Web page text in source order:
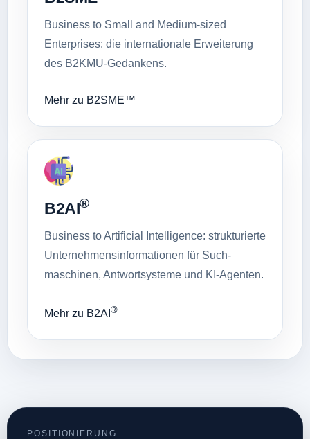
Business to Small and Medium-sized
Enterprises: die internationale Erweiterung
des B2KMU-Gedankens.
Mehr zu B2SME™
B2AI®
Business to Artificial Intelligence: strukturierte
Unternehmens­informationen für Such­
maschinen, Antwort­systeme und KI-Agenten.
Mehr zu B2AI ®
POSITIONIERUNG